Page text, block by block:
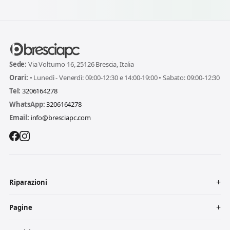
Sede: Via Volturno 16, 25126 Brescia, Italia
Orari: • Lunedì - Venerdì: 09:00-12:30 e 14:00-19:00 • Sabato: 09:00-12:30
Tel: 3206164278
WhatsApp:3206164278
Email: info@bresciapc.com
Riparazioni
Pagine